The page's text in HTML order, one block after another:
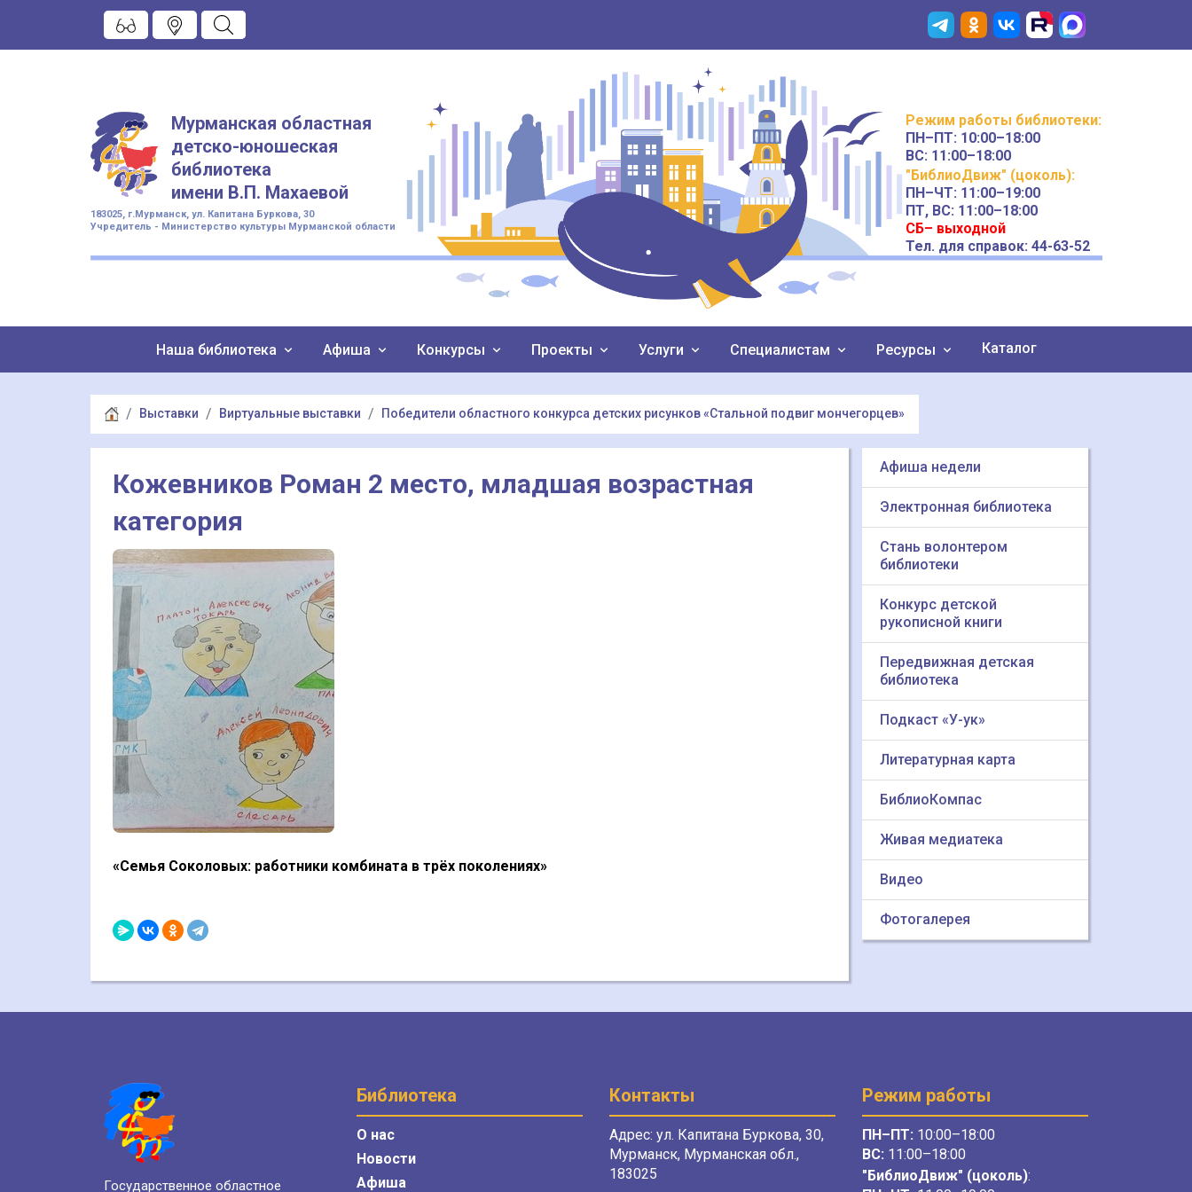
Мурманская областная
детско-юношеская
библиотека
имени В.П. Махаевой
183025, г.Мурманск, ул. Капитана Буркова, 30
Учредитель - Министерство культуры Мурманской области
Режим работы библиотеки:
ПН–ПТ: 10:00–18:00
ВС: 11:00–18:00
"БиблиоДвиж" (цоколь):
ПН–ЧТ: 11:00–19:00
ПТ, ВС: 11:00–18:00
СБ– выходной
Тел. для справок: 44-63-52
Наша библиотека Афиша Конкурсы Проекты Услуги Специалистам Ресурсы Каталог
Выставки Виртуальные выставки Победители областного конкурса детских рисунков «Стальной подвиг мончегорцев»
Кожевников Роман 2 место, младшая возрастная
категория
«Семья Соколовых: работники комбината в трёх поколениях»
Афиша недели
Электронная библиотека
Стань волонтером
библиотеки
Конкурс детской
рукописной книги
Передвижная детская
библиотека
Подкаст «У-ук»
Литературная карта
БиблиоКомпас
Живая медиатека
Видео
Фотогалерея
Государственное областное
Библиотека
О нас
Новости
Афиша
Контакты
Адрес: ул. Капитана Буркова, 30,
Мурманск, Мурманская обл.,
183025
Режим работы
ПН–ПТ: 10:00–18:00
ВС: 11:00–18:00
"БиблиоДвиж" (цоколь):